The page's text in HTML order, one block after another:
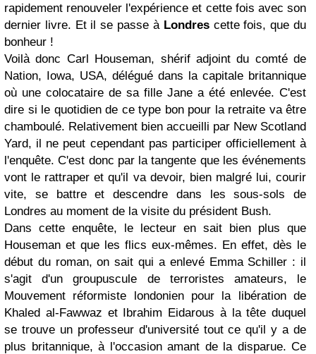
rapidement renouveler l'expérience et cette fois avec son
dernier livre. Et il se passe à Londrescette fois, que du
bonheur !
Voilà donc Carl Houseman, shérif adjoint du comté de
Nation, Iowa, USA, délégué dans la capitale britannique
où une colocataire de sa fille Jane a été enlevée. C'est
dire si le quotidien de ce type bon pour la retraite va être
chamboulé. Relativement bien accueilli par New Scotland
Yard, il ne peut cependant pas participer officiellement à
l'enquête. C'est donc par la tangente que les événements
vont le rattraper et qu'il va devoir, bien malgré lui, courir
vite, se battre et descendre dans les sous-sols de
Londres au moment de la visite du président Bush.
Dans cette enquête, le lecteur en sait bien plus que
Houseman et que les flics eux-mêmes. En effet, dès le
début du roman, on sait qui a enlevé Emma Schiller : il
s'agit d'un groupuscule de terroristes amateurs, le
Mouvement réformiste londonien pour la libération de
Khaled al-Fawwaz et Ibrahim Eidarous à la tête duquel
se trouve un professeur d'université tout ce qu'il y a de
plus britannique, à l'occasion amant de la disparue. Ce